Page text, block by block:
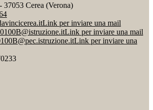
37053 Cerea (Verona)
Link per inviare una mail
Link per inviare una mail
Link per inviare una